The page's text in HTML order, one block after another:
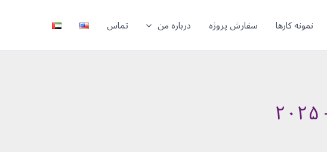
نمونه کارها سفارش پروژه درباره من تماس